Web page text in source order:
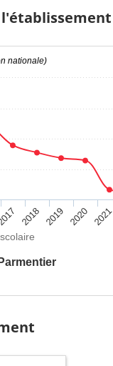
nationale)
2018 2019 2020 2021